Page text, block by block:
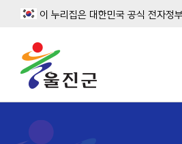
이 누리집은 대한민국 공식 전자정